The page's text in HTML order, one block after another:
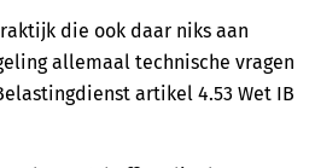
die ook daar niks aan
allemaal technische vragen
artikel 4.53 Wet IB